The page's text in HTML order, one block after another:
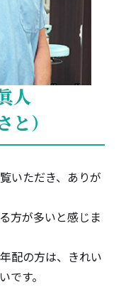
人
と）
いただき、ありが
方が多いと感じま
配の方は、きれい
です。